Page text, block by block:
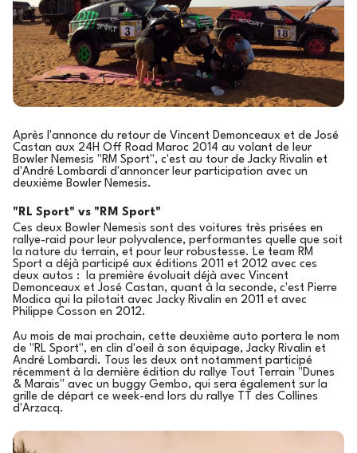
Après l'annonce du retour de Vincent Demonceaux et de José
Castan aux 24H Off Road Maroc 2014 au volant de leur
Bowler Nemesis "RM Sport", c'est au tour de Jacky Rivalin et
d'André Lombardi d'annoncer leur participation avec un
deuxième Bowler Nemesis.
"RL Sport" vs "RM Sport"
Ces deux Bowler Nemesis sont des voitures très prisées en
rallye-raid pour leur polyvalence, performantes quelle que soit
la nature du terrain, et pour leur robustesse. Le team RM
Sport a déjà participé aux éditions 2011 et 2012 avec ces
deux autos : la première évoluait déjà avec Vincent
Demonceaux et José Castan, quant à la seconde, c'est Pierre
Modica qui la pilotait avec Jacky Rivalin en 2011 et avec
Philippe Cosson en 2012.
Au mois de mai prochain, cette deuxième auto portera le nom
de "RL Sport", en clin d'oeil à son équipage, Jacky Rivalin et
André Lombardi. Tous les deux ont notamment participé
récemment à la dernière édition du rallye Tout Terrain "Dunes
& Marais" avec un buggy Gembo, qui sera également sur la
grille de départ ce week-end lors du rallye TT des Collines
d'Arzacq.